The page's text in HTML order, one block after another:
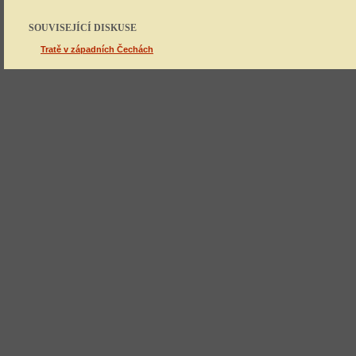
SOUVISEJÍCÍ DISKUSE
Tratě v západních Čechách